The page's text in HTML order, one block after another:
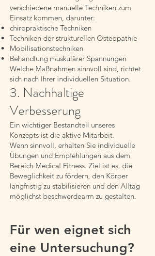
verschiedene manuelle Techniken zum
Einsatz kommen, darunter:
chiropraktische Techniken
Techniken der strukturellen Osteopathie
Mobilisationstechniken
Behandlung muskulärer Spannungen
Welche Maßnahmen sinnvoll sind, richtet
sich nach Ihrer individuellen Situation.
3. Nachhaltige
Verbesserung
Ein wichtiger Bestandteil unseres
Konzepts ist die aktive Mitarbeit.
Wenn sinnvoll, erhalten Sie individuelle
Übungen und Empfehlungen aus dem
Bereich Medical Fitness. Ziel ist es, die
Beweglichkeit zu fördern, den Körper
langfristig zu stabilisieren und den Alltag
möglichst beschwerdearm zu gestalten.
Für wen eignet sich
eine Untersuchung?